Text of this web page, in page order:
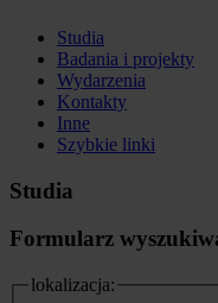
Studia
Badania i projekty
Wydarzenia
Kontakty
Inne
Szybkie linki
Studia
Formularz
lokalizacja: